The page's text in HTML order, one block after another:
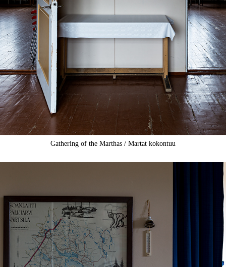
Gathering of the Marthas / Martat kokontuu